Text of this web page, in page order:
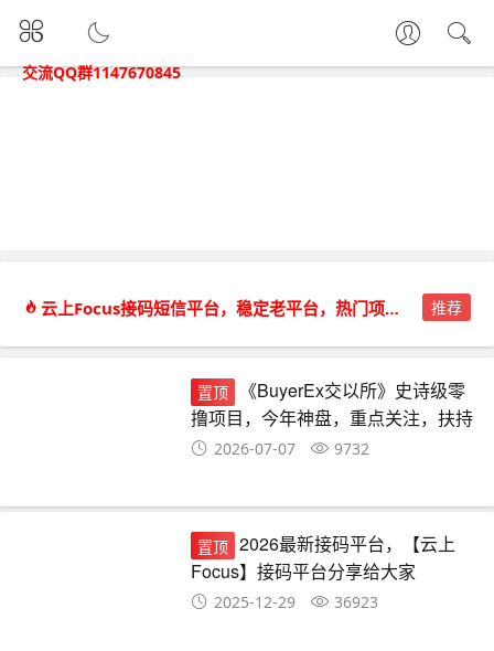
交流QQ群1147670845
云上Focus接码短信平台，稳定老平台，热门项目都能接。 推荐
置顶
《BuyerEx交以所》史诗级零
撸项目，今年神盘，重点关注，扶持
拉满2026-07-07 9732
置顶 2026最新接码平台，【云上
Focus】接码平台分享给大家
2025-12-29 36923